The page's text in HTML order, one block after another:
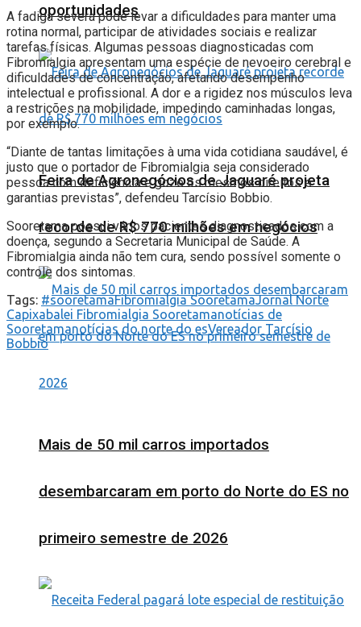
oportunidades
Feira de Agronegócios de Jaguaré projeta
recorde de R$ 770 milhões em negócios
Mais de 50 mil carros importados
desembarcaram em porto do Norte do ES no
primeiro semestre de 2026
A fadiga severa pode levar a dificuldades para manter uma
rotina normal, participar de atividades sociais e realizar
tarefas físicas. Algumas pessoas diagnosticadas com
Fibromialgia apresentam uma espécie de nevoeiro cerebral e
dificuldades de concentração, afetando desempenho
intelectual e profissional. A dor e a rigidez nos músculos leva
a restrições na mobilidade, impedindo caminhadas longas,
por exemplo.
“Diante de tantas limitações à uma vida cotidiana saudável, é
justo que o portador de Fibromialgia seja considerado
pessoa com deficiência e goze os mesmos direitos e
garantias previstas”, defendeu Tarcísio Bobbio.
Sooretama possui vários pacientes diagnosticados com a
doença, segundo a Secretaria Municipal de Saúde. A
Fibromialgia ainda não tem cura, sendo possível somente o
controle dos sintomas.
Tags: #sooretamaFibromialgia SooretamaJornal Norte
Capixabalei Fibromialgia Sooretamanotícias de
Sooretamanotícias do norte do esVereador Tarcísio
Bobbio